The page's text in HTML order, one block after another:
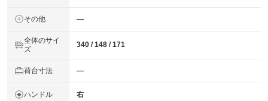
その他 ―
全体のサイ
ズ
340 / 148 / 171
荷台寸法 ―
ハンドル 右